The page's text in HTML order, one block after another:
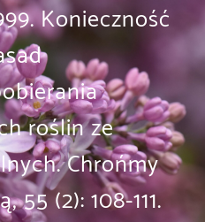
Konieczność
roślin ze
Chrońmy
55 (2): 108-111.